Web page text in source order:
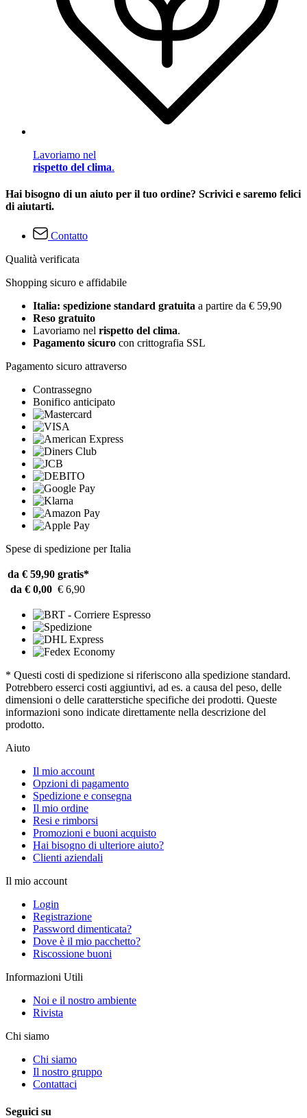
Lavoriamo nel
rispetto del clima.
Hai bisogno di un aiuto per il tuo ordine? Scrivici e saremo felici
di aiutarti.
Contatto
Qualità verificata
Shopping sicuro e affidabile
Italia: spedizione standard gratuita a partire da € 59,90
Reso gratuito
Lavoriamo nel rispetto del clima.
Pagamento sicuro con crittografia SSL
Pagamento sicuro attraverso
Contrassegno
Bonifico anticipato
Spese di spedizione per Italia
da € 59,90 gratis*
da € 0,00 € 6,90
* Questi costi di spedizione si riferiscono alla spedizione standard.
Potrebbero esserci costi aggiuntivi, ad es. a causa del peso, delle
dimensioni o delle caratterstiche specifiche dei prodotti. Queste
informazioni sono indicate direttamente nella descrizione del
prodotto.
Aiuto
Il mio account
Opzioni di pagamento
Spedizione e consegna
Il mio ordine
Resi e rimborsi
Promozioni e buoni acquisto
Hai bisogno di ulteriore aiuto?
Clienti aziendali
Il mio account
Login
Registrazione
Password dimenticata?
Dove è il mio pacchetto?
Riscossione buoni
Informazioni Utili
Noi e il nostro ambiente
Rivista
Chi siamo
Chi siamo
Il nostro gruppo
Contattaci
Seguici su